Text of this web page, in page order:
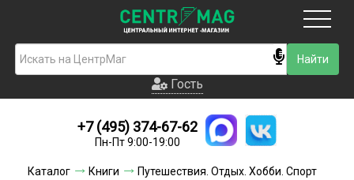
Гость
Новинки
Условия доставки
Гость
+7 (495) 374-67-62
Пн-Пт 9:00-19:00
Каталог Книги
Путешествия. Отдых. Хобби. Спорт